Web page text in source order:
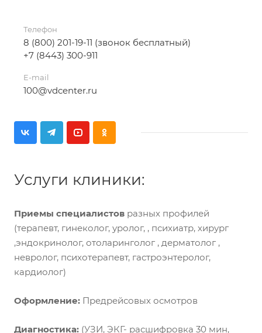
Телефон
8 (800) 201-19-11 (звонок бесплатный)
+7 (8443) 300-911
E-mail
100@vdcenter.ru
Услуги клиники:
Приемы специалистов разных профилей
(терапевт, гинеколог, уролог, , психиатр, хирург
,эндокринолог, отоларинголог , дерматолог ,
невролог, психотерапевт, гастроэнтеролог,
кардиолог)
Оформление: Предрейсовых осмотров
Диагностика: (УЗИ, ЭКГ- расшифровка 30 мин,